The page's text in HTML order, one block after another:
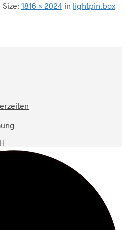
Size: 1816 × 2024 in lightpin.box